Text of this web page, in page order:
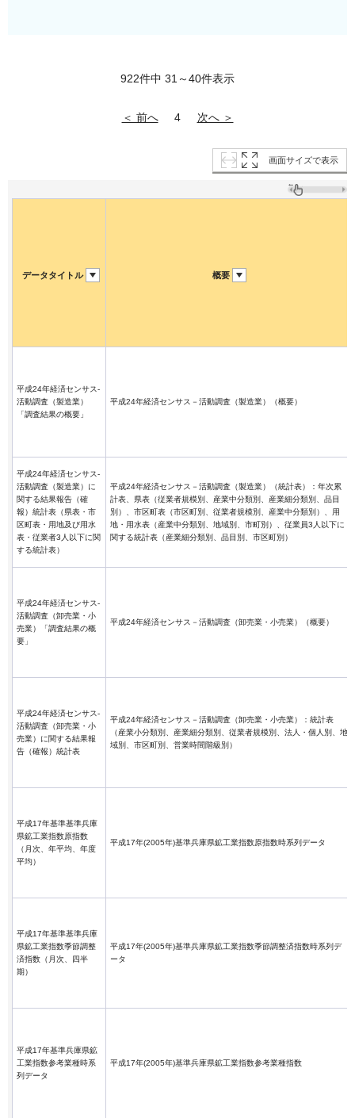
922件中 31～40件表示
＜ 前へ 4 次へ ＞
画面サイズで表示
データタイトル 概要
平成24年経済センサス-
活動調査（製造業）
「調査結果の概要」
平成24年経済センサス－活動調査（製造業）（概要）
平成24年経済センサス-
活動調査（製造業）に
関する結果報告（確
報）統計表（県表・市
区町表・用地及び用水
表・従業者3人以下に関
する統計表）
平成24年経済センサス－活動調査（製造業）（統計表）：年次累
計表、県表（従業者規模別、産業中分類別、産業細分類別、品目
別）、市区町表（市区町別、従業者規模別、産業中分類別）、用
地・用水表（産業中分類別、地域別、市町別）、従業員3人以下に
関する統計表（産業細分類別、品目別、市区町別）
平成24年経済センサス-
活動調査（卸売業・小
売業）「調査結果の概
要」
平成24年経済センサス－活動調査（卸売業・小売業）（概要）
平成24年経済センサス-
活動調査（卸売業・小
売業）に関する結果報
告（確報）統計表
平成24年経済センサス－活動調査（卸売業・小売業）：統計表
（産業小分類別、産業細分類別、従業者規模別、法人・個人別、地
域別、市区町別、営業時間階級別）
平成17年基準基準兵庫
県鉱工業指数原指数
（月次、年平均、年度
平均）
平成17年(2005年)基準兵庫県鉱工業指数原指数時系列データ
平成17年基準基準兵庫
県鉱工業指数季節調整
済指数（月次、四半
期）
平成17年(2005年)基準兵庫県鉱工業指数季節調整済指数時系列デ
ータ
平成17年基準兵庫県鉱
工業指数参考業種時系
列データ
平成17年(2005年)基準兵庫県鉱工業指数参考業種指数